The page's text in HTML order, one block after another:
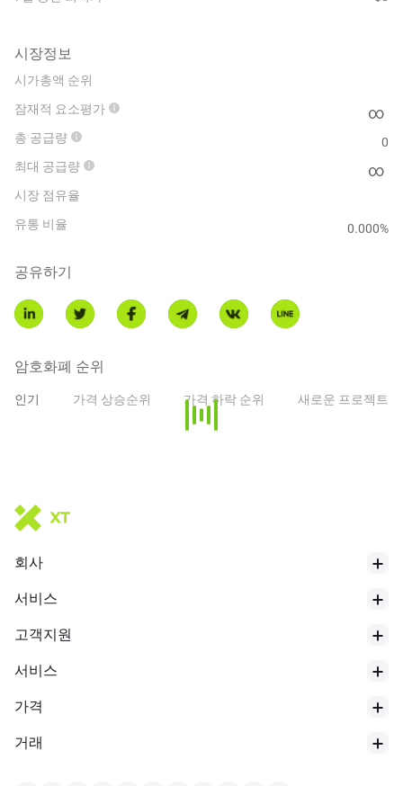
시장정보
시가총액 순위
잠재적 요소평가
∞
총 공급량
0
최대 공급량
∞
시장 점유율
유통 비율
0.000%
공유하기
암호화폐 순위
인기 가격 상승순위 가격 하락 순위 새로운 프로젝트
회사
서비스
고객지원
서비스
가격
거래